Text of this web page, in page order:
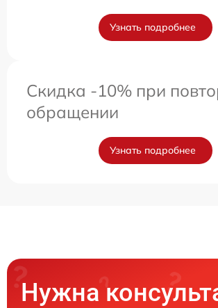
Узнать подробнее
Скидка -10% при
обращении
Узнать подробнее
Нужна